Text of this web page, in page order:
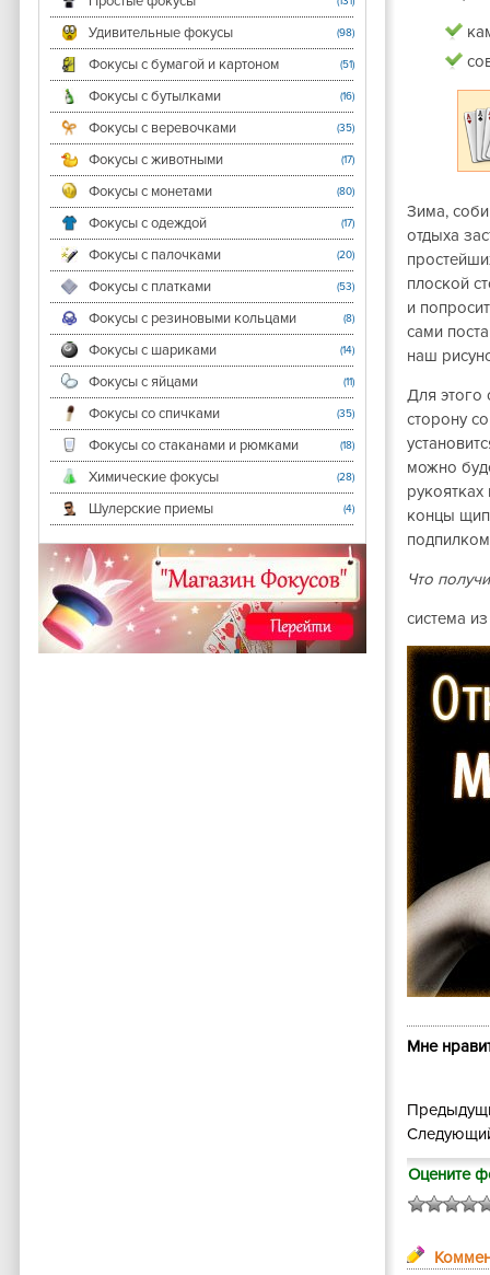
Удивительные фокусы (98)
Фокусы с бумагой и картоном (51)
Фокусы с бутылками (16)
Фокусы с веревочками (35)
Фокусы с животными (17)
Фокусы с монетами (80)
Фокусы с одеждой (17)
Фокусы с палочками (20)
Фокусы с платками (53)
Фокусы с резиновыми кольцами (8)
Фокусы с шариками (14)
Фокусы с яйцами (11)
Фокусы со спичками (35)
Фокусы со стаканами и рюмками (18)
Химические фокусы (28)
Шулерские приемы (4)
Зима,
отдыха
плоской
и
сами
наш
Для этого
сторону
можно
концы
Что
система
Мне
Оцените